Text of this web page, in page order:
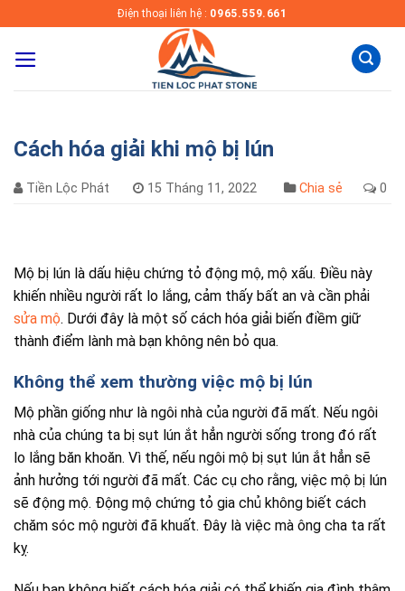
to
content
Điện thoại liên hệ : 0965.559.661
Cách hóa giải khi mộ bị lún
Tiền Lộc Phát 15 Tháng 11, 2022 Chia sẻ 0
Mộ bị lún là dấu hiệu chứng tỏ động mộ, mộ xấu. Điều này
khiến nhiều người rất lo lắng, cảm thấy bất an và cần phải
sửa mộ. Dưới đây là một số cách hóa giải biến điềm giữ
thành điểm lành mà bạn không nên bỏ qua.
Không thể xem thường việc mộ bị lún
Mộ phần giống như là ngôi nhà của người đã mất. Nếu ngôi
nhà của chúng ta bị sụt lún ắt hẳn người sống trong đó rất
lo lắng băn khoăn. Vì thế, nếu ngôi mộ bị sụt lún ắt hẳn sẽ
ảnh hưởng tới người đã mất. Các cụ cho rằng, việc mộ bị lún
sẽ động mộ. Động mộ chứng tỏ gia chủ không biết cách
chăm sóc mộ người đã khuất. Đây là việc mà ông cha ta rất
kỵ.